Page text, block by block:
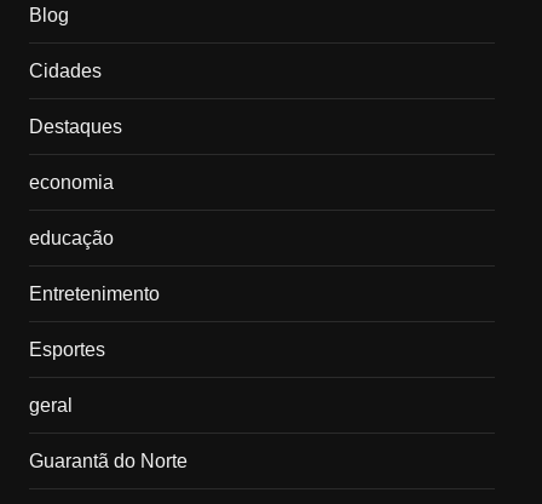
Blog
Cidades
Destaques
economia
educação
Entretenimento
Esportes
geral
Guarantã do Norte